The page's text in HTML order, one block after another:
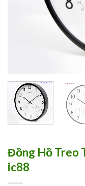
Đồng Hồ Treo
ic88